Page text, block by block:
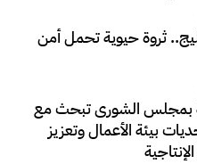
ثروة حيوية تحمل أمن
بمجلس الشورى تبحث مع
بيئة الأعمال وتعزيز